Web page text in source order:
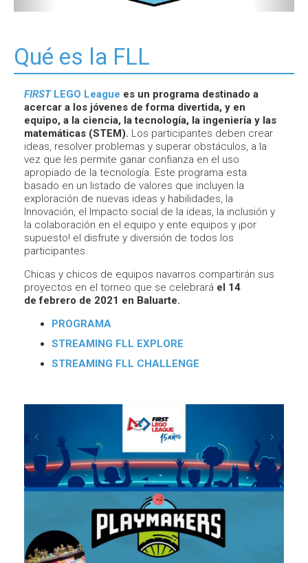
Qué es la FLL
FIRST LEGO League es un programa destinado a
acercar a los jóvenes de forma divertida, y en
equipo, a la ciencia, la tecnología, la ingeniería y las
matemáticas (STEM). Los participantes deben crear
ideas, resolver problemas y superar obstáculos, a la
vez que les permite ganar confianza en el uso
apropiado de la tecnología. Este programa esta
basado en un listado de valores que incluyen la
exploración de nuevas ideas y habilidades, la
Innovación, el Impacto social de la ideas, la inclusión y
la colaboración en el equipo y ente equipos y ¡por
supuesto! el disfrute y diversión de todos los
participantes.
Chicas y chicos de equipos navarros compartirán sus
proyectos en el torneo que se celebrará el 14
de febrero de 2021 en Baluarte.
PROGRAMA
STREAMING FLL EXPLORE
STREAMING FLL CHALLENGE